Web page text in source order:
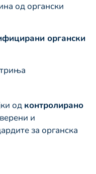
од органски
органски
од контролирано
и
за органска